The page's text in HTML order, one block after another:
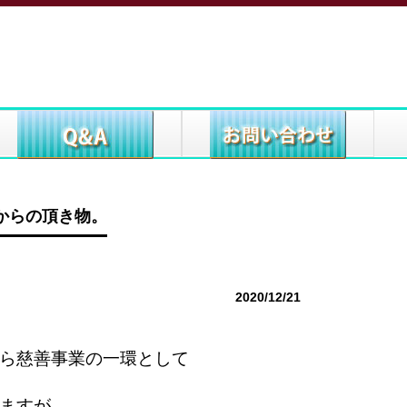
の頂き物。
2020/12/21
慈善事業の一環として